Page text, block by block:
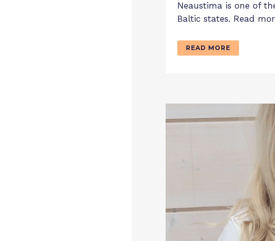
Neaustima is one of
Baltic states. Read
READ MORE